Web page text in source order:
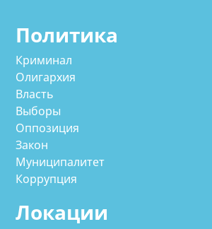
Политика
Криминал
Олигархия
Власть
Выборы
Оппозиция
Закон
Муниципалитет
Коррупция
Локации